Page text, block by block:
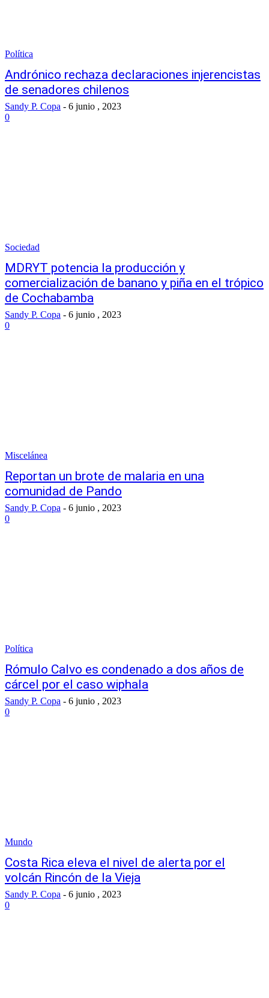
Política
Andrónico rechaza declaraciones injerencistas
de senadores chilenos
Sandy P. Copa - 6 junio , 2023
0
Sociedad
MDRYT potencia la producción y
comercialización de banano y piña en el trópico
de Cochabamba
Sandy P. Copa - 6 junio , 2023
0
Miscelánea
Reportan un brote de malaria en una
comunidad de Pando
Sandy P. Copa - 6 junio , 2023
0
Política
Rómulo Calvo es condenado a dos años de
cárcel por el caso wiphala
Sandy P. Copa - 6 junio , 2023
0
Mundo
Costa Rica eleva el nivel de alerta por el
volcán Rincón de la Vieja
Sandy P. Copa - 6 junio , 2023
0